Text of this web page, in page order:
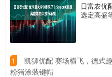
日富农优
选定高盛
1
凯狮优配 赛场横飞，德
粉猪涂装键帽